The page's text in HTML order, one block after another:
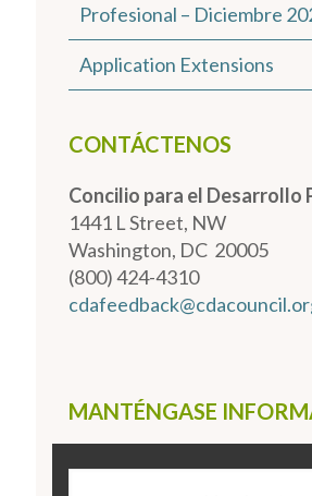
Profesional – Diciembre
Application Extensions
CONTÁCTENOS
Concilio para el Desarrollo
1441 L Street, NW
Washington, DC 20005
(800) 424-4310
MANTÉNGASE